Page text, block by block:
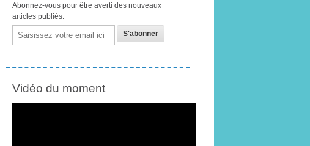
Abonnez-vous pour être averti des nouveaux
articles publiés.
Email
Vidéo du moment